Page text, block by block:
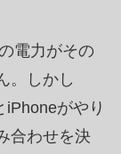
電力がその
。しかし
がやり
合わせを決